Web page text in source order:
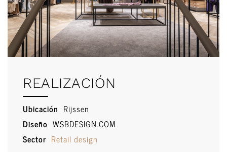
REALIZACIÓN
Ubicación Rijssen
Diseño WSBDESIGN.COM
Sector Retail design